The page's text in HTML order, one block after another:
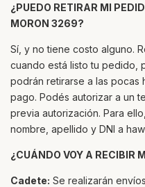
¿PUEDO RETIRAR MI
MORON 3269?
Sí, y no tiene costo alguno.
cuando está listo tu pedido,
podrán retirarse a las
pago. Podés autorizar a un
previa autorización. Para
nombre, apellido y DNI a
¿CUÁNDO VOY A RECIBIR
Cadete: Se realizarán